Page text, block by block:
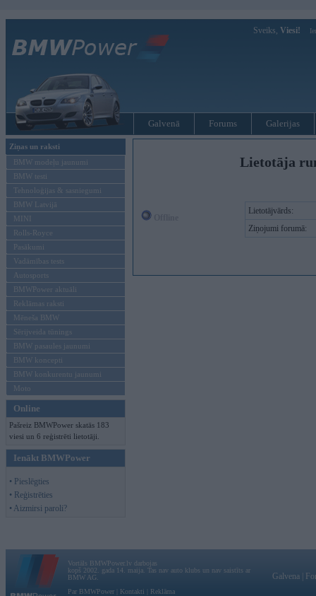
Sveiks, Viesi!
Galvenā Forums Galerijas
Ziņas un raksti
BMW modeļu jaunumi
BMW testi
Tehnoloģijas & sasniegumi
BMW Latvijā
MINI
Rolls-Royce
Pasākumi
Vadāmības tests
Autosports
BMWPower aktuāli
Reklāmas raksti
Mēneša BMW
Sērijveida tūnings
BMW pasaules jaunumi
BMW koncepti
BMW konkurentu jaunumi
Moto
Online
Pašreiz BMWPower skatās 183
viesi un 6 reģistrēti lietotāji.
Ienākt BMWPower
• Pieslēgties
• Reģistrēties
• Aizmirsi paroli?
Lietotāja
Lietotājvārds:
Ziņojumi forumā:
Vortāls BMWPower.lv darbojas
kopš 2002. gada 14. maija. Tas nav auto klubs un nav saistīts ar
BMW AG.
Par BMWPower
Kontakti Reklāma
Galvena